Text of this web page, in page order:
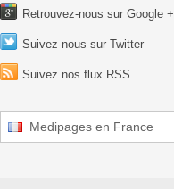
Retrouvez-nous sur Google +
Suivez-nous sur Twitter
Suivez nos flux RSS
Medipages en France